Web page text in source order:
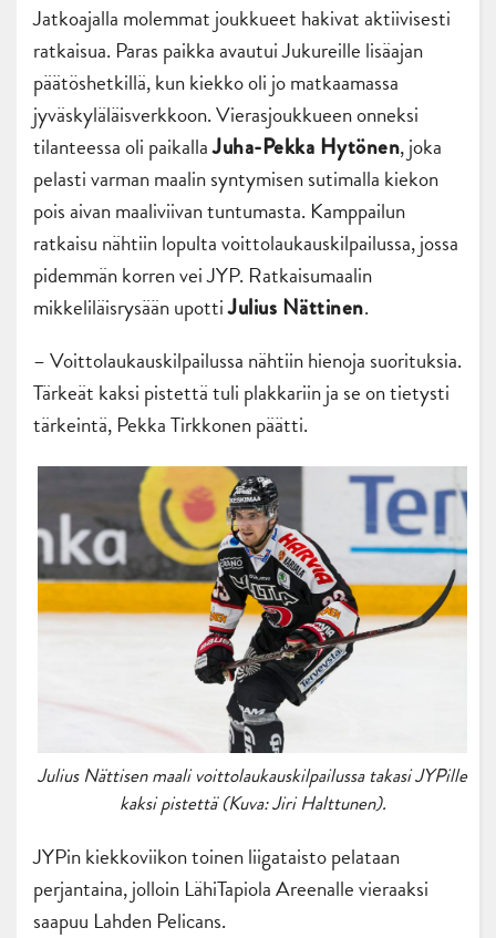
Jatkoajalla molemmat joukkueet hakivat aktiivisesti
ratkaisua. Paras paikka avautui Jukureille lisäajan
päätöshetkillä, kun kiekko oli jo matkaamassa
jyväskyläläisverkkoon. Vierasjoukkueen onneksi
tilanteessa oli paikallaJuha-Pekka Hytönen, joka
pelasti varman maalin syntymisen sutimalla kiekon
pois aivan maaliviivan tuntumasta. Kamppailun
ratkaisu nähtiin lopulta voittolaukauskilpailussa, jossa
pidemmän korren vei JYP. Ratkaisumaalin
mikkeliläisrysään upottiJulius Nättinen.
– Voittolaukauskilpailussa nähtiin hienoja suorituksia.
Tärkeät kaksi pistettä tuli plakkariin ja se on tietysti
tärkeintä, Pekka Tirkkonen päätti.
Julius Nättisen maali voittolaukauskilpailussa takasi JYPille
kaksi pistettä (Kuva: Jiri Halttunen).
JYPin kiekkoviikon toinen liigataisto pelataan
perjantaina, jolloin LähiTapiola Areenalle vieraaksi
saapuu Lahden Pelicans.